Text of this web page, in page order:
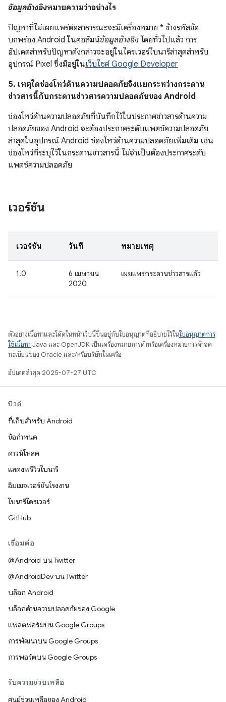
ข้อมูลอ้างอิงหมายความว่าอย่างไร
ปัญหาที่ไม่เผยแพร่ต่อสาธารณะจะมีเครื่องหมาย * ข้างรหัสข้อ
บกพร่อง Android ในคอลัมน์ข้อมูลอ้างอิง โดยทั่วไปแล้ว การ
อัปเดตสำหรับปัญหาดังกล่าวจะอยู่ในไดรเวอร์ไบนารีล่าสุดสำหรับ
อุปกรณ์ Pixel ซึ่งมีอยู่ในเว็บไซต์ Google Developer
5. เหตุใดช่องโหว่ด้านความปลอดภัยจึงแยกระหว่างกระดาน
ข่าวสารนี้กับกระดานข่าวสารความปลอดภัยของ Android
ช่องโหว่ด้านความปลอดภัยที่บันทึกไว้ในประกาศข่าวสารด้านความ
ปลอดภัยของ Android จะต้องประกาศระดับแพตช์ความปลอดภัย
ล่าสุดในอุปกรณ์ Android ช่องโหว่ด้านความปลอดภัยเพิ่มเติม เช่น
ช่องโหว่ที่ระบุไว้ในกระดานข่าวสารนี้ ไม่จำเป็นต้องประกาศระดับ
แพตช์ความปลอดภัย
เวอร์ชัน
เวอร์ชัน วันที่ หมายเหตุ
1.0
6 เมษายน
2020
เผยแพร่กระดานข่าวสารแล้ว
ตัวอย่างเนื้อหาและโค้ดในหน้าเว็บนี้ขึ้นอยู่กับใบอนุญาตที่อธิบายไว้ในใบอนุญาตการ
ใช้เนื้อหา Java และ OpenJDK เป็นเครื่องหมายการค้าหรือเครื่องหมายการค้าจด
ทะเบียนของ Oracle และ/หรือบริษัทในเครือ
อัปเดตล่าสุด 2025-07-27 UTC
บิวด์
ที่เก็บสำหรับ Android
ข้อกำหนด
ดาวน์โหลด
แสดงพรีวิวไบนารี
อิมเมจเวอร์ชันโรงงาน
ไบนารีไดรเวอร์
GitHub
เชื่อมต่อ
@Android บน Twitter
@AndroidDev บน Twitter
บล็อก Android
บล็อกด้านความปลอดภัยของ Google
แพลตฟอร์มบน Google Groups
การพัฒนาบน Google Groups
การพอร์ตบน Google Groups
รับความช่วยเหลือ
ศูนย์ช่วยเหลือของ Android